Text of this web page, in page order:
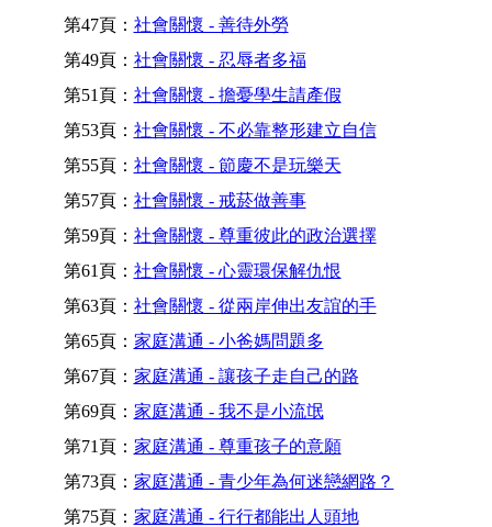
第47頁： 社會關懷 - 善待外勞
第49頁： 社會關懷 - 忍辱者多福
第51頁： 社會關懷 - 擔憂學生請產假
第53頁： 社會關懷 - 不必靠整形建立自信
第55頁： 社會關懷 - 節慶不是玩樂天
第57頁： 社會關懷 - 戒菸做善事
第59頁： 社會關懷 - 尊重彼此的政治選擇
第61頁： 社會關懷 - 心靈環保解仇恨
第63頁： 社會關懷 - 從兩岸伸出友誼的手
第65頁： 家庭溝通 - 小爸媽問題多
第67頁： 家庭溝通 - 讓孩子走自己的路
第69頁： 家庭溝通 - 我不是小流氓
第71頁： 家庭溝通 - 尊重孩子的意願
第73頁： 家庭溝通 - 青少年為何迷戀網路？
第75頁： 家庭溝通 - 行行都能出人頭地